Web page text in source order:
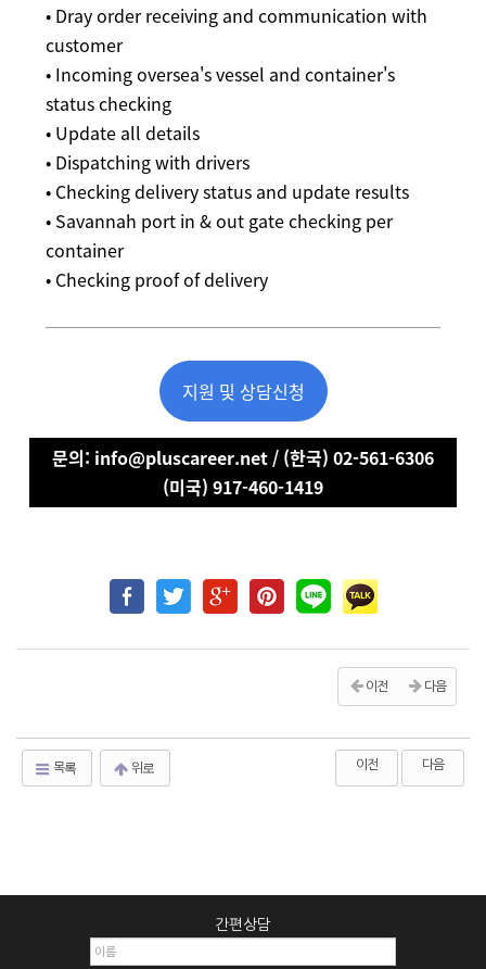
• Dray order receiving and communication with
customer
• Incoming oversea's vessel and container's
status checking
• Update all details
• Dispatching with drivers
• Checking delivery status and update results
• Savannah port in & out gate checking per
container
• Checking proof of delivery
지원 및 상담신청
문의: info@pluscareer.net / (한국) 02-561-6306
(미국) 917-460-1419
이전 다음
목록 위로 이전 다음
간편상담